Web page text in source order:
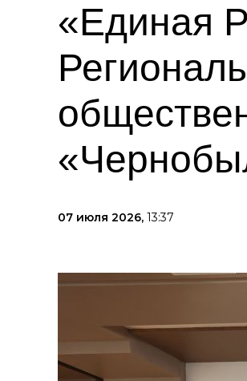
«Единая
07 июля 2026, 13:37